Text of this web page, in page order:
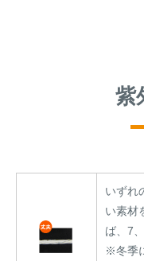
紫
いずれ
い素材
ば、7
※冬季